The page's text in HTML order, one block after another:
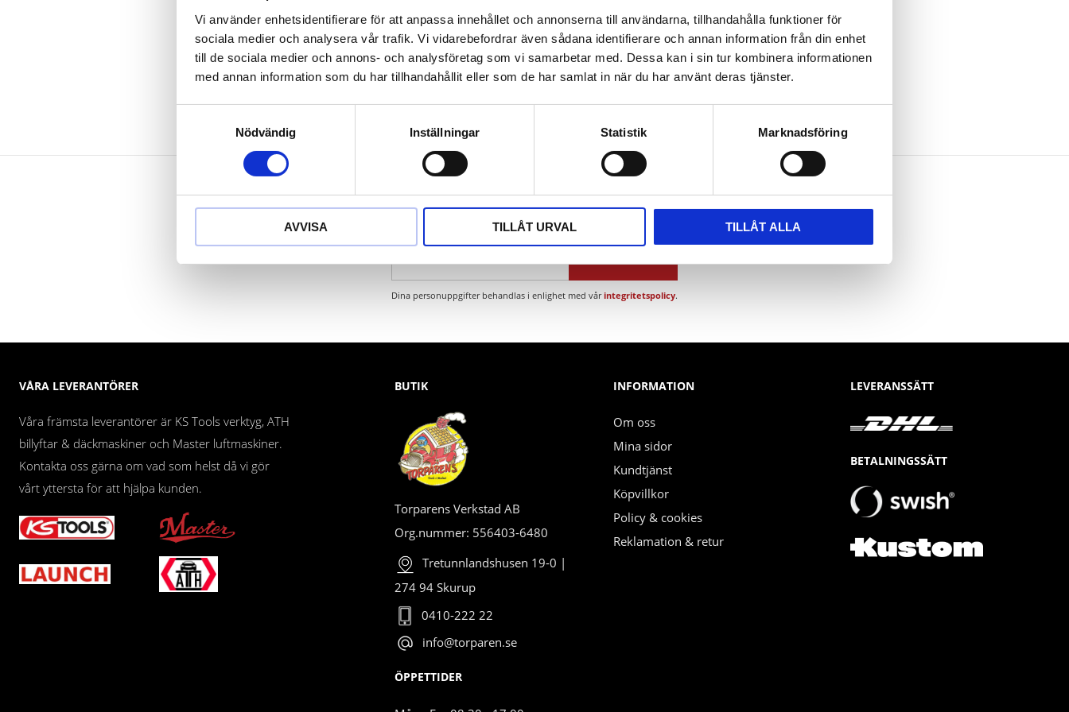
Vi använder enhetsidentifierare för att anpassa innehållet och annonserna till användarna, tillhandahålla funktioner för
sociala medier och analysera vår trafik. Vi vidarebefordrar även sådana identifierare och annan information från din enhet
till de sociala medier och annons- och analysföretag som vi samarbetar med. Dessa kan i sin tur kombinera informationen
med annan information som du har tillhandahållit eller som de har samlat in när du har använt deras tjänster.
Nödvändig
Inställningar Statistik Marknadsföring
AVVISA TILLÅT URVAL TILLÅT ALLA
slittålig
Aluminium-brons (icke-järn-legering)
Nyhetsbrev
Dina personuppgifter behandlas i enlighet med vårintegritetspolicy.
VÅRA LEVERANTÖRER
Våra främsta leverantörer är KS Tools verktyg, ATH
billyftar & däckmaskiner och Master luftmaskiner.
Kontakta oss gärna om vad som helst då vi gör
vårt yttersta för att hjälpa kunden.
BUTIK
Torparens Verkstad AB
Org.nummer: 556403-6480
Tretunnlandshusen 19-0 |
274 94 Skurup
0410-222 22
info@torparen.se
ÖPPETTIDER
INFORMATION
Om oss
Mina sidor
Kundtjänst
Köpvillkor
Policy & cookies
Reklamation & retur
LEVERANSSÄTT
BETALNINGSSÄTT